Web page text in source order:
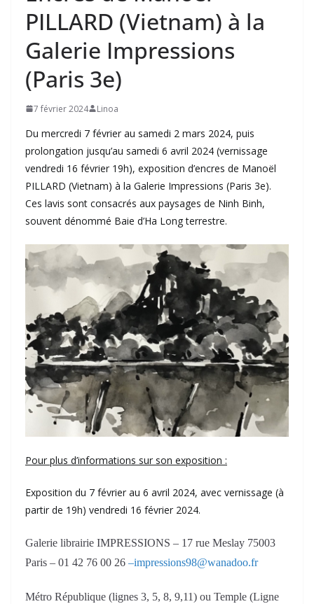
PILLARD (Vietnam) à la
Galerie Impressions
(Paris 3e)
7 février 2024 Linoa
Du mercredi 7 février au samedi 2 mars 2024, puis
prolongation jusqu’au samedi 6 avril 2024 (vernissage
vendredi 16 février 19h), exposition d’encres de Manoël
PILLARD (Vietnam) à la Galerie Impressions (Paris 3e).
Ces lavis sont consacrés aux paysages de Ninh Binh,
souvent dénommé Baie d’Ha Long terrestre.
Pour plus d’informations sur son exposition :
Exposition du 7 février au 6 avril 2024, avec vernissage (à
partir de 19h) vendredi 16 février 2024.
Galerie librairie IMPRESSIONS – 17 rue Meslay 75003
Paris – 01 42 76 00 26 –impressions98@wanadoo.fr
Métro République (lignes 3, 5, 8, 9,11) ou Temple (Ligne